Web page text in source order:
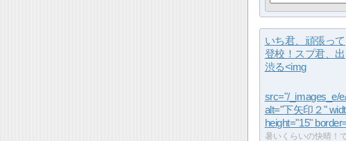
いち君、頑張って
登校！スプ君、出
渋る<img
src="/_images_e/
alt="下矢印２"
height="15"
暑いくらいの快晴！